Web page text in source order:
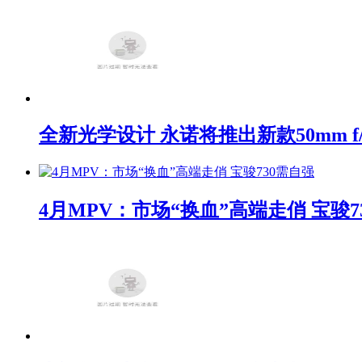
全新光学设计 永诺将推出新款50mm
4月MPV：市场“换血”高端走俏 宝骏